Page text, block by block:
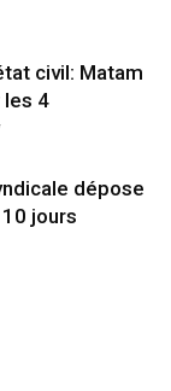
civil: Matam
les 4
dépose
jours